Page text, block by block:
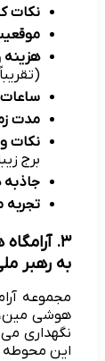
نکات
هزینه
(تقریباً 1.5 تا 2.5 دلار آمریکا) است.
ساعات
مدت
نکات
برج
جاذبه
تجربه
به رهبر
مجموعه
هوشی مین،
نگهداری
این محوطه